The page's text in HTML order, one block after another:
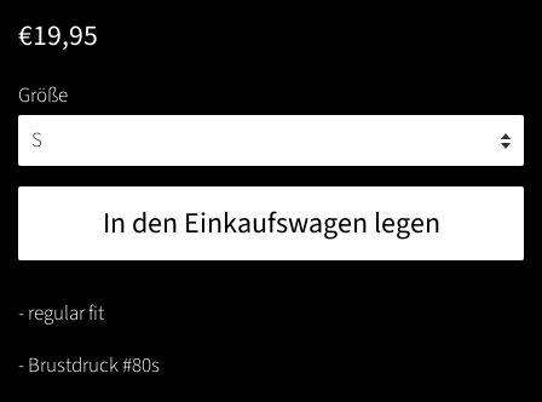
Normaler
€19,95
Größe
In den Einkaufswagen legen
- regular fit
- Brustdruck #80s